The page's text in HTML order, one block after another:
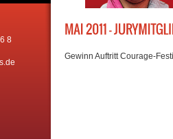
8
Gewinn Auftritt Courage-